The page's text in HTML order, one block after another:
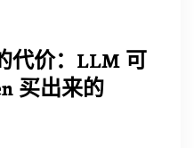
代价：LLM 可
买出来的